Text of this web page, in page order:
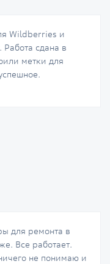
Wildberries и
Работа сдана в
метки для
для ремонта в
Все работает.
не понимаю и